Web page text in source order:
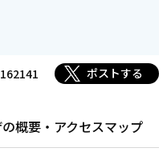
ポストする
概要・アクセスマップ